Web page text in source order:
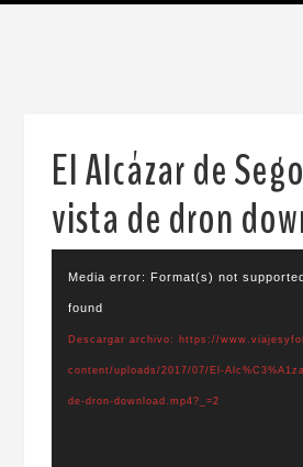
El Alcázar de
vista de dron
Media error: Format(s) not
found
Descargar archivo: https://
content/uploads/2017/07/El-
de-dron-download.mp4?_=2